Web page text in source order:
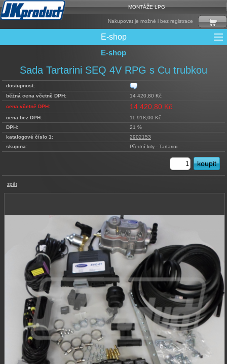
MONTÁŽE LPG
Nakupovat je možné i bez registrace
E-shop
CNG Nádrže
Elektronika + Emulátory
Filtry + Membrány
LPG Nádrže
Mixy + protizášlehové klapky
Multiventily + příslušenství
Ochrana Motoru
Přepínače
Rámy nádrží
Redukce plnění
Reduktory
Řídící jednotky + Testry
Sady + vstřikovače
Spojovací Materiál
Spotřební materiál
Trubky a Hadice
Ventily
E-shop
Sada Tartarini SEQ 4V RPG s Cu trubkou
dostupnost:
běžná cena včetně DPH:
14 420,80 Kč
cena včetně DPH:
14 420,80 Kč
cena bez DPH:
11 918,00 Kč
DPH:
21 %
katalogové číslo 1:
2902153
skupina:
Přední kity - Tartarini
zpět